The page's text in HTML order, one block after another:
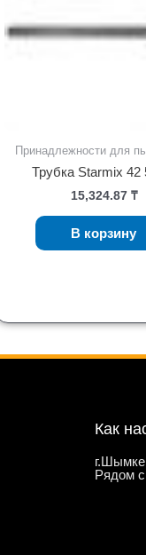
Принадлежности для
Трубка Starmix 42
15,324.87 ₸
В корзину
Как
Рядом